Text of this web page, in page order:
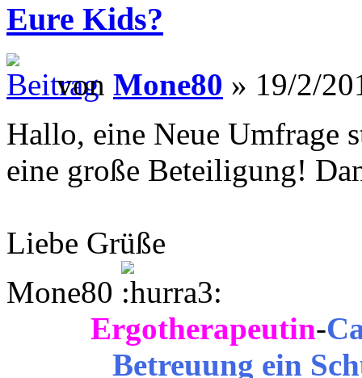
Eure Kids?
von Mone80 » 19/2/
Hallo, eine Neue Umfrage
eine große Beteiligung!
Liebe Grüße
Mone80
Ergotherapeutin-
Betreuung ein